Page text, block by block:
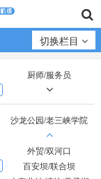
切换栏目
厨师/服务员
文员/助理/设计/策划
教师/教练/助教
钟点工/兼职/寒暑假工
沙龙公园/老三峡学院
外贸/双河口
百安坝/联合坝